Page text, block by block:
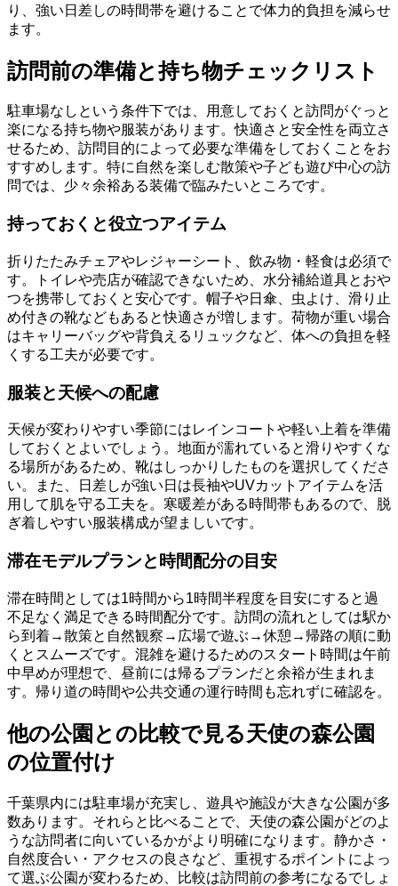
り、強い日差しの時間帯を避けることで体力的負担を減らせ
ます。
訪問前の準備と持ち物チェックリスト
駐車場なしという条件下では、用意しておくと訪問がぐっと
楽になる持ち物や服装があります。快適さと安全性を両立さ
せるため、訪問目的によって必要な準備をしておくことをお
すすめします。特に自然を楽しむ散策や子ども遊び中心の訪
問では、少々余裕ある装備で臨みたいところです。
持っておくと役立つアイテム
折りたたみチェアやレジャーシート、飲み物・軽食は必須で
す。トイレや売店が確認できないため、水分補給道具とおや
つを携帯しておくと安心です。帽子や日傘、虫よけ、滑り止
め付きの靴などもあると快適さが増します。荷物が重い場合
はキャリーバッグや背負えるリュックなど、体への負担を軽
くする工夫が必要です。
服装と天候への配慮
天候が変わりやすい季節にはレインコートや軽い上着を準備
しておくとよいでしょう。地面が濡れていると滑りやすくな
る場所があるため、靴はしっかりしたものを選択してくださ
い。また、日差しが強い日は長袖やUVカットアイテムを活
用して肌を守る工夫を。寒暖差がある時間帯もあるので、脱
ぎ着しやすい服装構成が望ましいです。
滞在モデルプランと時間配分の目安
滞在時間としては1時間から1時間半程度を目安にすると過
不足なく満足できる時間配分です。訪問の流れとしては駅か
ら到着→散策と自然観察→広場で遊ぶ→休憩→帰路の順に動
くとスムーズです。混雑を避けるためのスタート時間は午前
中早めが理想で、昼前には帰るプランだと余裕が生まれま
す。帰り道の時間や公共交通の運行時間も忘れずに確認を。
他の公園との比較で見る天使の森公園
の位置付け
千葉県内には駐車場が充実し、遊具や施設が大きな公園が多
数あります。それらと比べることで、天使の森公園がどのよ
うな訪問者に向いているかがより明確になります。静かさ・
自然度合い・アクセスの良さなど、重視するポイントによっ
て選ぶ公園が変わるため、比較は訪問前の参考になるでしょ